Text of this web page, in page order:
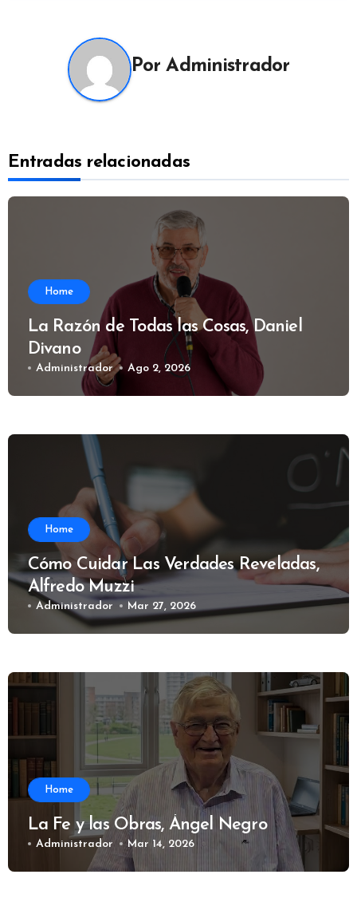
PorAdministrador
Entradas relacionadas
Home
La Razón de Todas las Cosas, Daniel
Divano
Administrador Ago 2, 2026
Home
Cómo Cuidar Las Verdades Reveladas,
Alfredo Muzzi
Administrador Mar 27, 2026
Home
La Fe y las Obras, Ángel Negro
Administrador Mar 14, 2026